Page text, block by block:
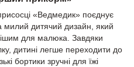
«Ведмедик» поєднує
милий дитячий дизайн, який
для малюка. Завдяки
дитині легше переходити до
бортики зручні для їжі